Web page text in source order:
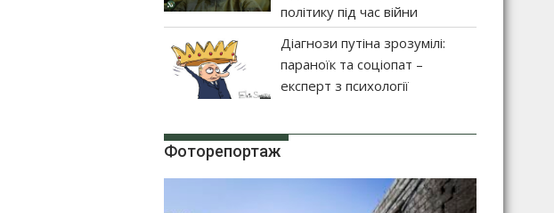
політику під час війни
Діагнози путіна зрозумілі:
параноїк та соціопат –
експерт з психології
Фоторепортаж